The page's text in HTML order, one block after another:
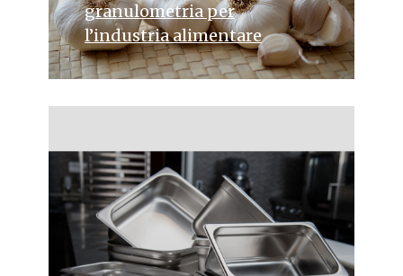
granulometria per
l’industria alimentare